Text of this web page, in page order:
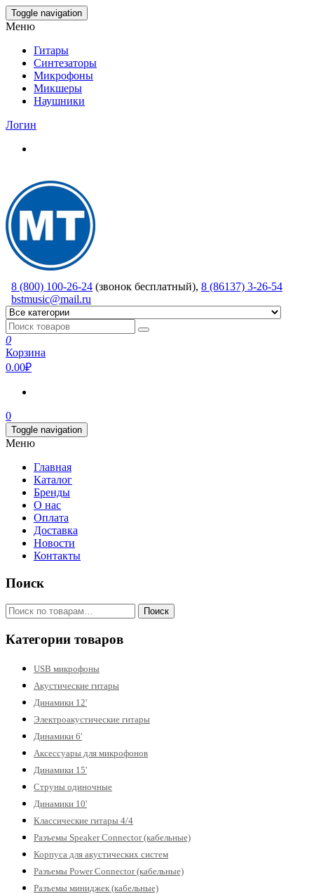
Skip
to
content
Toggle navigation
Меню
Гитары
Синтезаторы
Микрофоны
Микшеры
Наушники
Логин
8 (800) 100-26-24 (звонок бесплатный), 8 (86137) 3-26-54
bstmusic@mail.ru
0
Корзина
0.00₽
0
Toggle navigation
Меню
Главная
Каталог
Бренды
О нас
Оплата
Доставка
Новости
Контакты
Поиск
Искать: Поиск
Категории товаров
USB микрофоны
Акустические гитары
Динамики 12'
Электроакустические гитары
Динамики 6'
Аксессуары для микрофонов
Динамики 15'
Струны одиночные
Динамики 10'
Классические гитары 4/4
Разъемы Speaker Connector (кабельные)
Корпуса для акустических систем
Разъемы Power Connector (кабельные)
Разъемы миниджек (кабельные)